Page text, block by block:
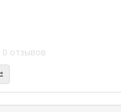
0 отзывов